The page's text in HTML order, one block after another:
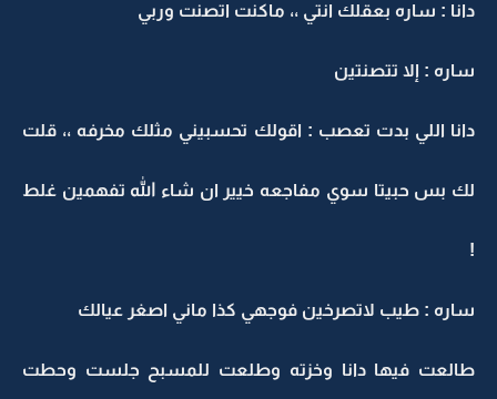
دانا : ساره بعقلك انتي ،، ماكنت اتصنت وربي
ساره : إلا تتصنتين
دانا اللي بدت تعصب : اقولك تحسبيني مثلك مخرفه ،، قلت
لك بس حبيتا سوي مفاجعه خيير ان شاء الله تفهمين غلط
!
ساره : طيب لاتصرخين فوجهي كذا ماني اصغر عيالك
طالعت فيها دانا وخزته وطلعت للمسبح جلست وحطت